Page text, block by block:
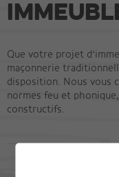
Que votre projet
maçonnerie
disposition. Nous vous
normes feu et
constructifs.